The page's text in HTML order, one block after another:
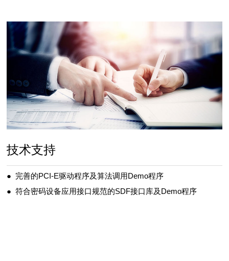
技术支持
● 完善的PCI-E驱动程序及算法调用Demo程序
● 符合密码设备应用接口规范的SDF接口库及Demo程序